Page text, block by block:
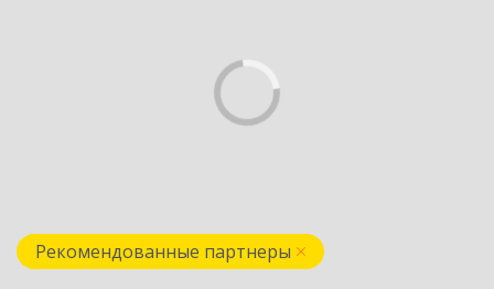
Рекомендованные партнеры